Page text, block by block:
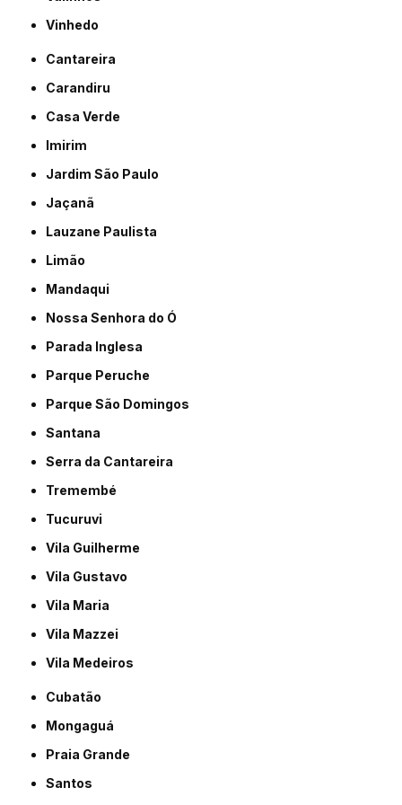
Vinhedo
Cantareira
Carandiru
Casa Verde
Imirim
Jardim São Paulo
Jaçanã
Lauzane Paulista
Limão
Mandaqui
Nossa Senhora do Ó
Parada Inglesa
Parque Peruche
Parque São Domingos
Santana
Serra da Cantareira
Tremembé
Tucuruvi
Vila Guilherme
Vila Gustavo
Vila Maria
Vila Mazzei
Vila Medeiros
Cubatão
Mongaguá
Praia Grande
Santos